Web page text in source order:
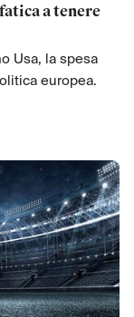
a tenere
Usa, la spesa
europea.